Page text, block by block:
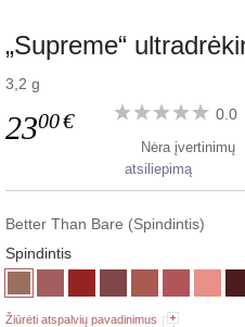
„Supreme“
3,2 g
2300€ 0.0
Nėra įvertinimų
atsiliepimą
Better Than Bare (Spindintis)
Spindintis
Žiūrėti atspalvių pavadinimus